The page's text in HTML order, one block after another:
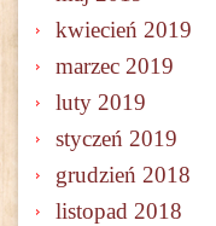
kwiecień 2019
marzec 2019
luty 2019
styczeń 2019
grudzień 2018
listopad 2018